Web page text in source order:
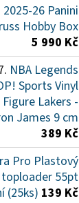
2025-26 Panini
Hobby Box
5 990 Kč
NBA Legends
Sports Vinyl
Figure Lakers -
James 9 cm
389 Kč
Pro Plastový
toploader 55pt
(25ks) 139 Kč